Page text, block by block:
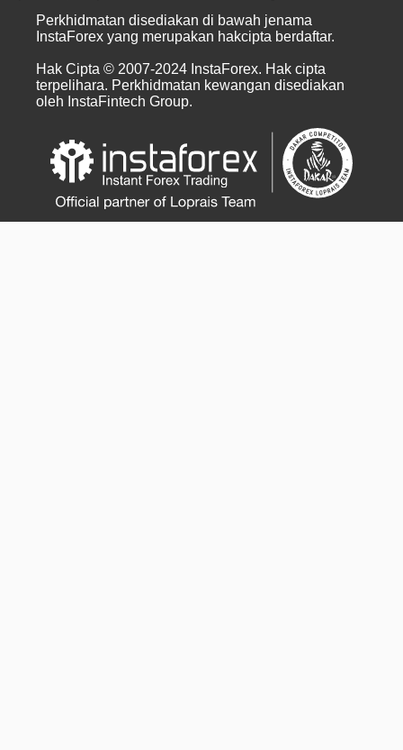
Perkhidmatan disediakan di bawah jenama
InstaForex yang merupakan hakcipta berdaftar.
Hak Cipta © 2007-2024 InstaForex. Hak cipta
terpelihara. Perkhidmatan kewangan disediakan
oleh InstaFintech Group.